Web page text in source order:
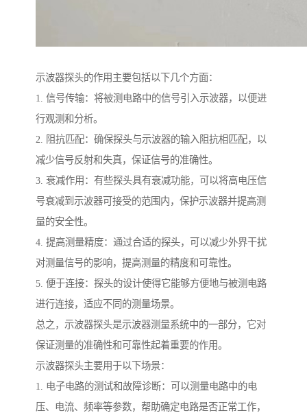
示波器探头的作用主要包括以下几个方面：
1. 信号传输：将被测电路中的信号引入示波器，以便进
行观测和分析。
2. 阻抗匹配：确保探头与示波器的输入阻抗相匹配，以
减少信号反射和失真，保证信号的准确性。
3. 衰减作用：有些探头具有衰减功能，可以将高电压信
号衰减到示波器可接受的范围内，保护示波器并提高测
量的安全性。
4. 提高测量精度：通过合适的探头，可以减少外界干扰
对测量信号的影响，提高测量的精度和可靠性。
5. 便于连接：探头的设计使得它能够方便地与被测电路
进行连接，适应不同的测量场景。
总之，示波器探头是示波器测量系统中的一部分，它对
保证测量的准确性和可靠性起着重要的作用。
示波器探头主要用于以下场景：
1. 电子电路的测试和故障诊断：可以测量电路中的电
压、电流、频率等参数，帮助确定电路是否正常工作，